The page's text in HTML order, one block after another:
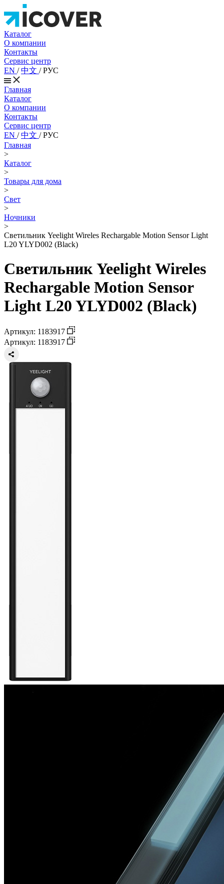
Каталог
О компании
Контакты
Сервис центр
EN /中文 /РУС
Главная
Каталог
О компании
Контакты
Сервис центр
EN /中文 /РУС
Главная
>
Каталог
>
Товары для дома
>
Свет
>
Ночники
>
Светильник Yeelight Wireles Rechargable Motion Sensor Light
L20 YLYD002 (Black)
Светильник Yeelight Wireles
Rechargable Motion Sensor
Light L20 YLYD002 (Black)
Артикул: 1183917
Артикул: 1183917